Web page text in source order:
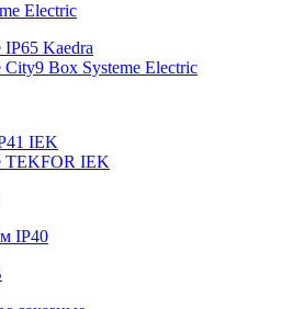
Electric
Kaedra
Box Systeme Electric
IEK
TEKFOR IEK
IP40